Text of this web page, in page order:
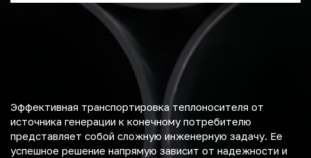
Эффективная транспортировка теплоносителя от
источника генерации к конечному потребителю
представляет собой сложную инженерную задачу. Ее
успешное решение напрямую зависит от надежности и